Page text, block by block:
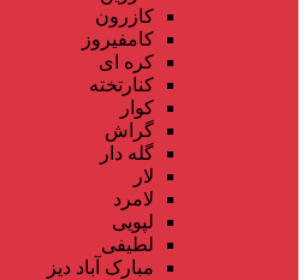
کازرون
کامفیروز
کره ای
کنارتخته
کوار
گراش
گله دار
لار
لامرد
لپویی
لطیفی
مبارک آباد دیز